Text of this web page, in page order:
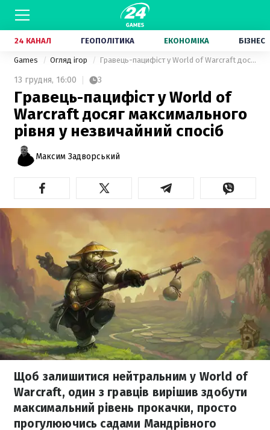
24 КАНАЛ ГЕОПОЛІТИКА ЕКОНОМІКА БІЗНЕС
Games Огляд ігор Гравець-пацифіст у World of Warcraft досяг максимального рівня у незвичайний спосіб
13 грудня, 16:00 3
Гравець-пацифіст у World of
Warcraft досяг максимального
рівня у незвичайний спосіб
Максим Задворський
Щоб залишитися нейтральним у World of
Warcraft, один з гравців вирішив здобути
максимальний рівень прокачки, просто
прогулюючись садами Мандрівного